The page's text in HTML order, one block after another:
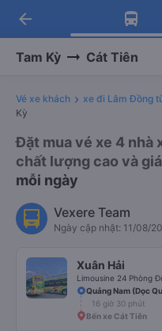
Tải app
Nhận ưu đãi
Tải app
-30k/ghế
arrow_back
Tam Kỳ Cát Tiên
Vé xe khách xe đi Lâm Đồng
Kỳ
Đặt mua vé xe 4 nhà
chất lượng cao và
mỗi ngày
Vexere Team
Ngày cập nhật: 11/08/
Xuân Hải
Limousine 24 Phòng
Quảng Nam (Dọc
16 giờ 30 phút
Bến xe Cát Tiên